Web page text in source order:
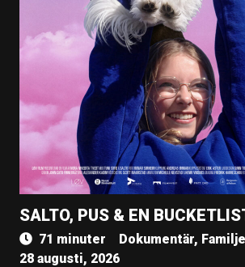
SALTO, PUS & EN
71 minuter Dokumentär,
28 augusti, 2026